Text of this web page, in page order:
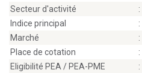
Secteur d'activité
:
Indice principal
:
Marché
:
Place de cotation
:
Eligibilité PEA / PEA-PME
: